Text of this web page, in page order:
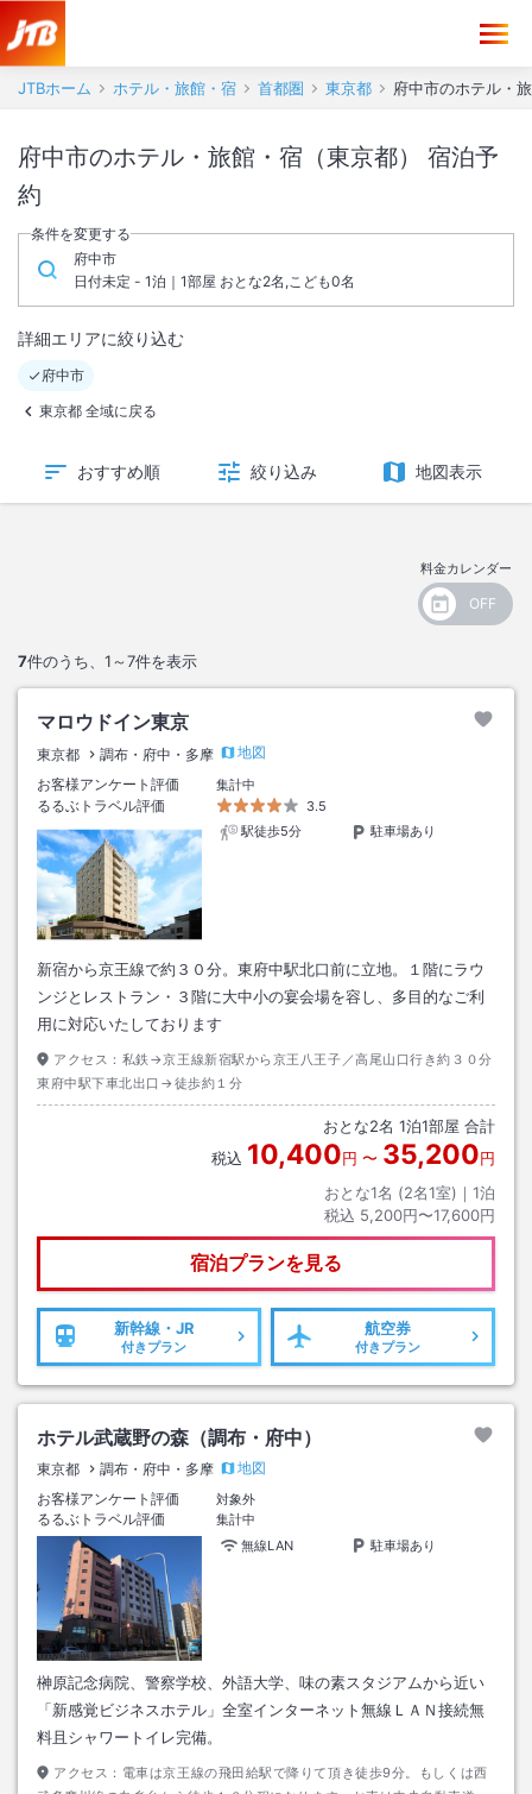
JTBホーム ホテル・旅館・宿 首都圏 東京都 府中市のホテル・
府中市のホテル・旅館・宿（東京都） 宿泊予
約
条件を変更する
府中市
日付未定 - 1泊｜1部屋 おとな2名,こども0名
詳細エリアに絞り込む
府中市
東京都 全域に戻る
おすすめ順 絞り込み 地図表示
料金カレンダー
7件のうち、 1～7件を表示
マロウドイン東京
東京都 調布・府中・多摩
地図
お客様アンケート評価
集計中
るるぶトラベル評価
3.5
駅徒歩5分
駐車場あり
新宿から京王線で約３０分。東府中駅北口前に立地。１階にラウ
ンジとレストラン・３階に大中小の宴会場を容し、多目的なご利
用に対応いたしております
アクセス： 私鉄→京王線新宿駅から京王八王子／高尾山口行き約３０分
東府中駅下車北出口→徒歩約１分
おとな2名 1泊1部屋 合計
税込 10,400円 〜 35,200円
おとな1名 (2名1室)｜ 1泊
税込 5,200円〜17,600円
宿泊プランを見る
新幹線・JR
付きプラン
航空券
付きプラン
ホテル武蔵野の森（調布・府中）
東京都 調布・府中・多摩
地図
お客様アンケート評価
対象外
るるぶトラベル評価
集計中
無線LAN
駐車場あり
榊原記念病院、警察学校、外語大学、味の素スタジアムから近い
「新感覚ビジネスホテル」全室インターネット無線ＬＡＮ接続無
料且シャワートイレ完備。
アクセス： 電車は京王線の飛田給駅で降りて頂き徒歩9分。もしくは西